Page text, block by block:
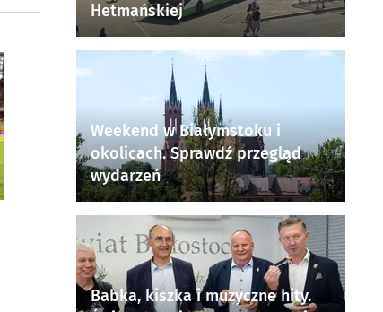
Hetmańskiej
Weekend w Białymstoku i
okolicach. Sprawdź przegląd
wydarzeń
Babka, kiszka i muzyczne hity.